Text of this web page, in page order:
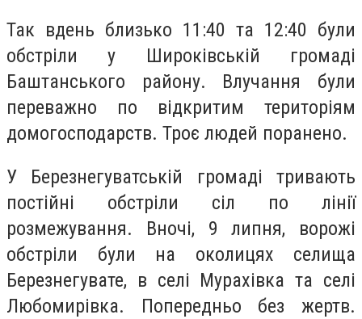
Так вдень близько 11:40 та 12:40 були
обстріли у Широківській громаді
Баштанського району. Влучання були
переважно по відкритим територіям
домогосподарств. Троє людей поранено.
У Березнегуватській громаді тривають
постійні обстріли сіл по лінії
розмежування. Вночі, 9 липня, ворожі
обстріли були на околицях селища
Березнегувате, в селі Мурахівка та селі
Любомирівка. Попередньо без жертв.